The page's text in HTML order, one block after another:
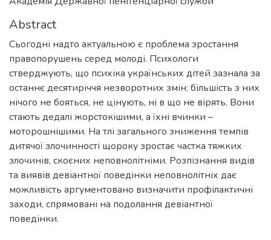
Abstract
Сьогодні надто актуальною є проблема зростання
правопорушень серед молоді. Психологи
стверджують, що психіка українських дітей зазнала за
останнє десятиріччя незворотних змін: більшість з них
нічого не бояться, не цінують, ні в що не вірять. Вони
стають дедалі жорстокішими, а їхні вчинки –
моторошнішими. На тлі загального зниження темпів
дитячої злочинності щороку зростає частка тяжких
злочинів, скоєних неповнолітніми. Розпізнання видів
та виявів девіантної поведінки неповнолітніх дає
можливість аргументовано визначити профілактичні
заходи, спрямовані на подолання девіантної
поведінки.